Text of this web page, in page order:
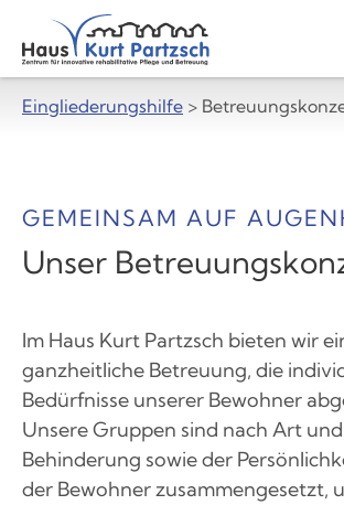
Zum
Zum
Eingliederungshilfe >
GEMEINSAM AUF
Unser
Im Haus Kurt Partzsch bieten wir
ganzheitliche Betreuung, die
Bedürfnisse unserer Bewohner
Unsere Gruppen sind nach Art
Behinderung sowie der
der Bewohner zusammengesetzt,